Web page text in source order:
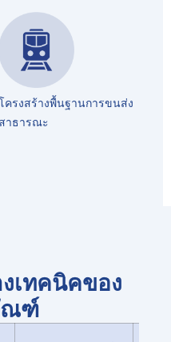
ครงสร้างพื้นฐานการขนส่ง
สาธารณะ
เทคนิคของ
ณฑ์